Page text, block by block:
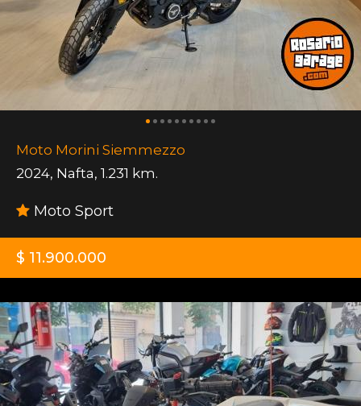
Moto Morini Siemmezzo
2024, Nafta, 1.231 km.
Moto Sport
$ 11.900.000